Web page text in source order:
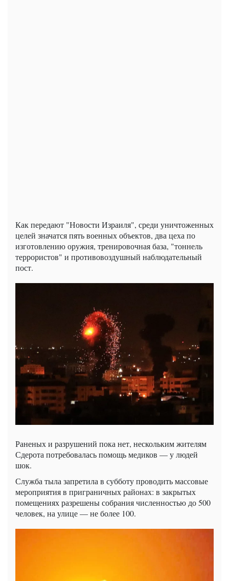
Как передают "Новости Израиля", среди уничтоженных
целей значатся пять военных объектов, два цеха по
изготовлению оружия, тренировочная база, "тоннель
террористов" и противовоздушный наблюдательный
пост.
Раненых и разрушений пока нет, нескольким жителям
Сдерота потребовалась помощь медиков — у людей
шок.
Служба тыла запретила в субботу проводить массовые
мероприятия в приграничных районах: в закрытых
помещениях разрешены собрания численностью до 500
человек, на улице — не более 100.